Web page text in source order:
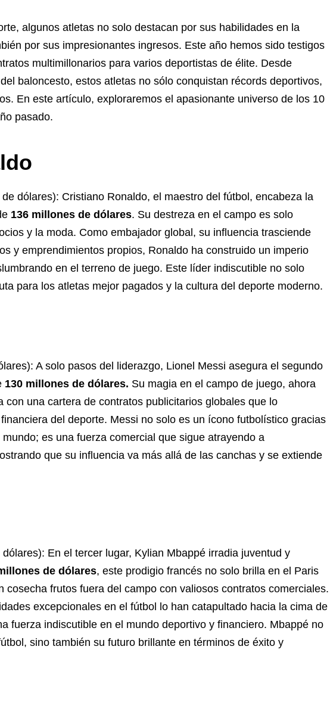
algunos atletas no solo destacan por sus habilidades en la
por sus impresionantes ingresos. Este año hemos sido testigos
multimillonarios para varios deportistas de élite. Desde
baloncesto, estos atletas no sólo conquistan récords deportivos,
En este artículo, exploraremos el apasionante universo de los 10
pasado.
dólares): Cristiano Ronaldo, el maestro del fútbol, encabeza la
136 millones de dólares. Su destreza en el campo es solo
y la moda. Como embajador global, su influencia trasciende
y emprendimientos propios, Ronaldo ha construido un imperio
en el terreno de juego. Este líder indiscutible no solo
para los atletas mejor pagados y la cultura del deporte moderno.
A solo pasos del liderazgo, Lionel Messi asegura el segundo
130 millones de dólares. Su magia en el campo de juego, ahora
con una cartera de contratos publicitarios globales que lo
del deporte. Messi no solo es un ícono futbolístico gracias
es una fuerza comercial que sigue atrayendo a
que su influencia va más allá de las canchas y se extiende
En el tercer lugar, Kylian Mbappé irradia juventud y
de dólares, este prodigio francés no solo brilla en el Paris
cosecha frutos fuera del campo con valiosos contratos comerciales.
excepcionales en el fútbol lo han catapultado hacia la cima de
fuerza indiscutible en el mundo deportivo y financiero. Mbappé no
sino también su futuro brillante en términos de éxito y